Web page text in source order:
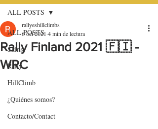
ALL POSTS
Skins
Rally
HillClimb
¿Quiénes somos?
Contacto/Contact
ALL POSTS
Rally Finland 2021 🇫🇮 -
WRC
rallyeshillclimbs
6 oct 2021 4 min de lectura